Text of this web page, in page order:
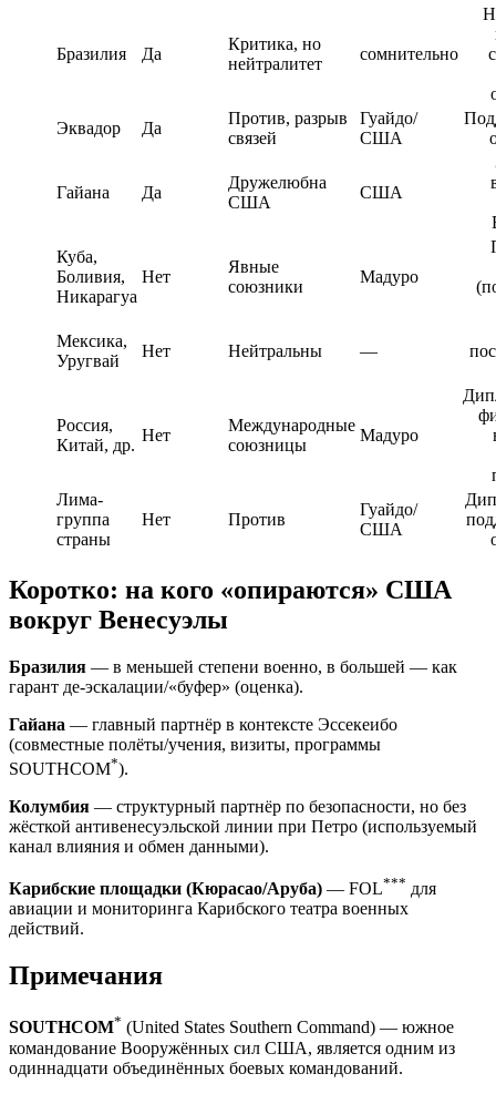
Бразилия Да
Критика, но
нейтралитет
сомнительно
Эквадор
Да
Против, разрыв
связей
Гуайдо/
США
Гайана Да
Дружелюбна
США
США
Куба,
Боливия,
Никарагуа
Нет
Явные
союзники
Мадуро
Мексика,
Уругвай
Нет Нейтральны —
Россия,
Китай, др.
Нет
Международные
союзницы
Мадуро
Лима-
группа
страны
Нет Против
Гуайдо/
США
Коротко: на кого «опираются» США
вокруг Венесуэлы
Бразилия — в меньшей степени военно, в большей — как
гарант де‑эскалации/«буфер» (оценка).
Гайана — главный партнёр в контексте Эссекеибо
(совместные полёты/учения, визиты, программы
SOUTHCOM*).
Колумбия — структурный партнёр по безопасности, но без
жёсткой антивенесуэльской линии при Петро (используемый
канал влияния и обмен данными).
Карибские площадки (Кюрасао/Аруба) — FOL*** для
авиации и мониторинга Карибского театра военных
действий.
Примечания
SOUTHCOM* (United States Southern Command) — южное
командование Вооружённых сил США, является одним из
одиннадцати объединённых боевых командований.